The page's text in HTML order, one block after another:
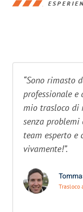
“Sono rimasto
professionale
mio trasloco di
senza problemi
team esperto e
vivamente!”.
Trasloco